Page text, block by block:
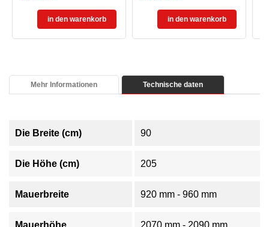
in den warenkorb in den warenkorb
Mehr Informationen Technische daten
Die Breite (cm) 90
Die Höhe (cm) 205
Mauerbreite 920 mm - 960 mm
Mauerhöhe 2070 mm - 2090 mm